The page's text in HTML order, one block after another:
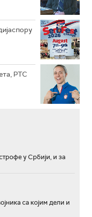
РТС
у Србији, и за
са којим дели и